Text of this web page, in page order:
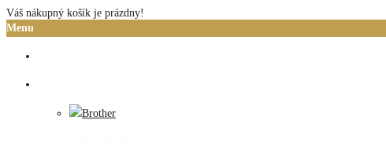
Váš nákupný košík je prázdny!
Menu
Brother